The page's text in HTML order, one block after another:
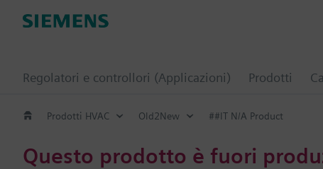
Regolatori e controllori (Applicazioni) Prodotti
Prodotti HVAC Old2New ##IT N/A Product
Questo prodotto è fuori